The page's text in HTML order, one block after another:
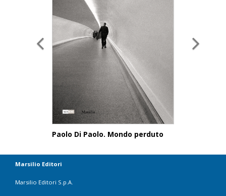
Paolo Di Paolo. Mondo perduto
Marsilio Editori
Marsilio Editori S.p.A.